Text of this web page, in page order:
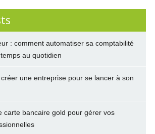
: comment automatiser sa comptabilité
au quotidien
une entreprise pour se lancer à son
carte bancaire gold pour gérer vos